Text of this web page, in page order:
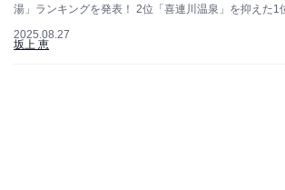
湯」ランキングを発表！ 2位「喜連川温泉」を抑えた1
2025.08.27
坂上 恵